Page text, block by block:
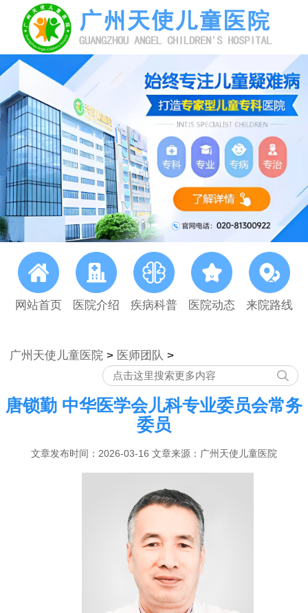
网站首页 医院介绍 疾病科普 医院动态 来院路线
广州天使儿童医院 > 医师团队 >
唐锁勤 中华医学会儿科专业委员会常务
委员
文章发布时间：2026-03-16 文章来源：广州天使儿童医院